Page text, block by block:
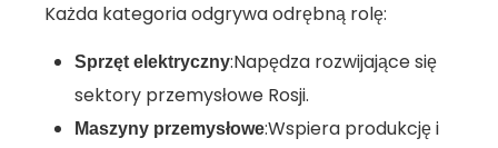
Każda kategoria odgrywa odrębną rolę:
Sprzęt elektryczny:Napędza rozwijające się
sektory przemysłowe Rosji.
Maszyny przemysłowe:Wspiera produkcję i